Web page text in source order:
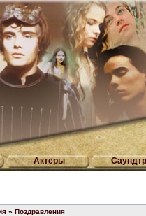
Актеры
» Поздравления